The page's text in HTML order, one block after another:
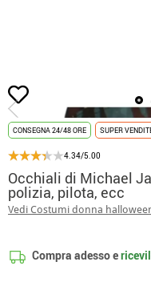
Inizio
CONSEGNA 24/48 ORE SUPER
4.34/5.00
Occhiali di Michael
polizia, pilota, ecc
Vedi Costumi donna
Compra adesso e